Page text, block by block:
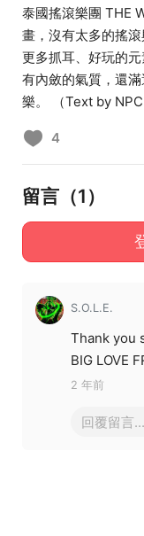
泰國搖滾樂團 THE
畫，沒有太多的搖
更多抓耳、好玩的
有內斂的氣質，還
樂。 （Text by
4
留言（1 ）
S.O.L.E.
Thank you
BIG LOVE
2 年前
回覆留言...